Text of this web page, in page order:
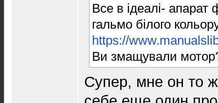
Все в ідеалі- апарат
гальмо білого
https://
Ви змащували
Супер, мне он то